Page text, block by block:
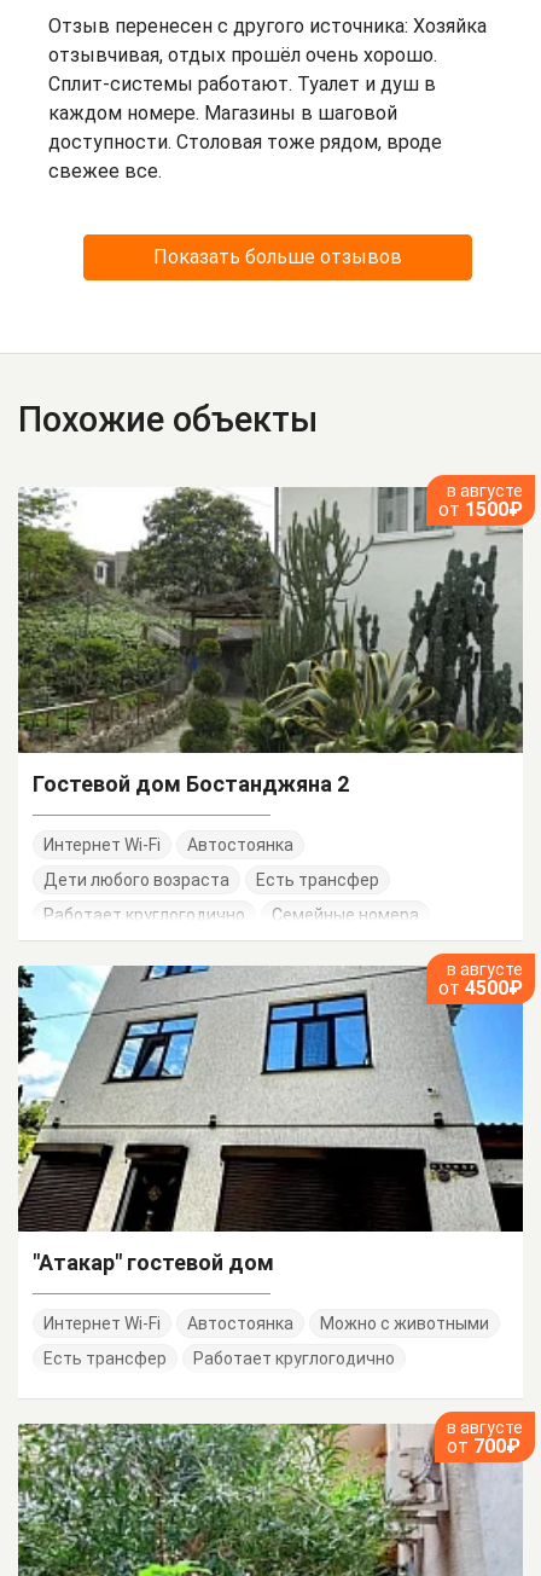
Отзыв перенесен с другого источника: Хозяйка
отзывчивая, отдых прошёл очень хорошо.
Сплит-системы работают. Туалет и душ в
каждом номере. Магазины в шаговой
доступности. Столовая тоже рядом, вроде
свежее все.
Показать больше отзывов
Похожие объекты
в августе
от 1500₽
Гостевой дом Бостанджяна 2
Интернет Wi-Fi
Автостоянка
Дети любого возраста
Есть трансфер
Работает круглогодично
Семейные номера
в августе
от 4500₽
"Атакар" гостевой дом
Интернет Wi-Fi Автостоянка
Можно с животными
Есть трансфер
Работает круглогодично
в августе
от 700₽